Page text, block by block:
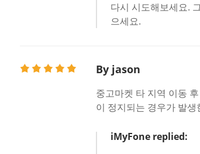
다시 시도해보세요.
으세요.
By jason
중고마켓 타 지역 이동
이 정지되는 경우가 발
iMyFone replied: